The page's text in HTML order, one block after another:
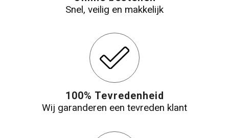
Snel, veilig en makkelijk
100% Tevredenheid
Wij garanderen een tevreden klant